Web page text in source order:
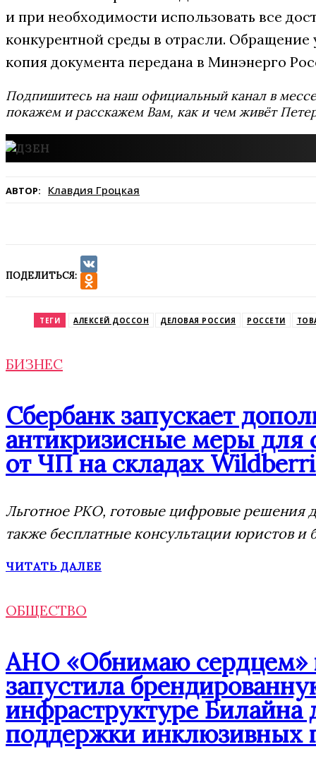
и при необходимости использовать все
конкурентной среды в отрасли.
копия документа передана в Минэнерго
Подпишитесь на наш официальный канал в
покажем и расскажем Вам, как и чем живёт
АВТОР: Клавдия Гроцкая
ПОДЕЛИТЬСЯ:
VK
ТЕГИ АЛЕКСЕЙ ДОССОН ДЕЛОВАЯ РОССИЯ РОССЕТИ
БИЗНЕС
Сбербанк запускает
антикризисные меры для
от ЧП на складах
Льготное РКО, готовые цифровые решения
также бесплатные консультации юристов и
ЧИТАТЬ ДАЛЕЕ
ОБЩЕСТВО
АНО «Обнимаю сердцем»
запустила
инфраструктуре Билайна
поддержки инклюзивных